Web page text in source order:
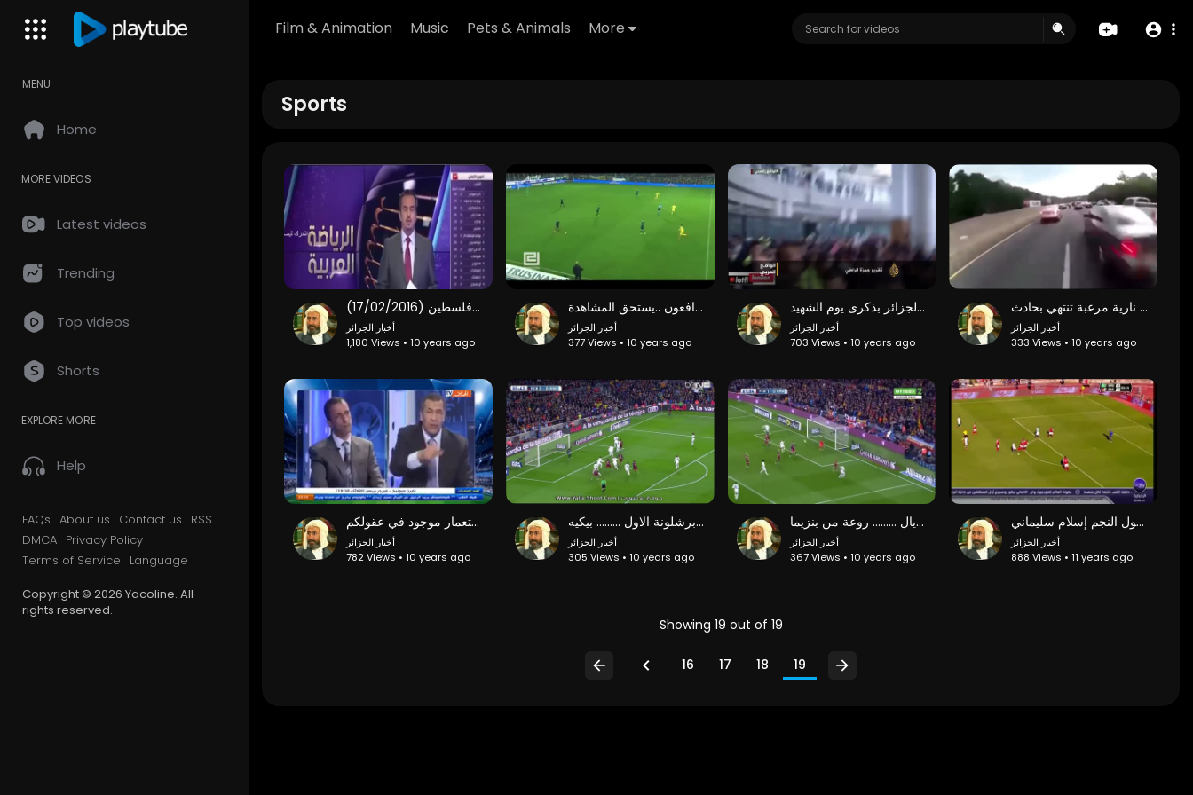
Film & Animation Music Pets & Animals More
MENU
Home
MORE VIDEOS
Latest videos
Trending
Top videos
Shorts
EXPLORE MORE
Help
FAQs About us Contact us
RSS
DMCA Privacy Policy
Terms of Service
Language
Copyright © 2026 Yacoline. All
rights reserved.
Sports
تقرير بي ان سبورت الرائع عن مباراة الجزائر وفلسطين (17/02/2016)-bein sport
أخبار الجزائر
1,180 Views • 10 years ago
حين يبدع المدافعون ..يستحق المشاهدة
أخبار الجزائر
377 Views • 10 years ago
تقرير الجزيرة حول مباراة ودية بين منتخبي فلسطين والجزائر بذكرى يوم الشهيد
أخبار الجزائر
703 Views • 10 years ago
سياقة جريئة بدراجة نارية مرعبة تنتهي بحادث
أخبار الجزائر
333 Views • 10 years ago
بن شيخ ينفجر فرنسا فرنسا قتلتونا بفرنسا الاستعمار موجود في عقولكم
أخبار الجزائر
782 Views • 10 years ago
هدف برشلونة الاول ......... بيكيه
أخبار الجزائر
305 Views • 10 years ago
هدف التعادل للريال ......... روعة من بنزيما
أخبار الجزائر
367 Views • 10 years ago
تقرير أكثر من رائع حول النجم إسلام سليماني
أخبار الجزائر
888 Views • 11 years ago
Showing 19 out of 19
16 17 18 19